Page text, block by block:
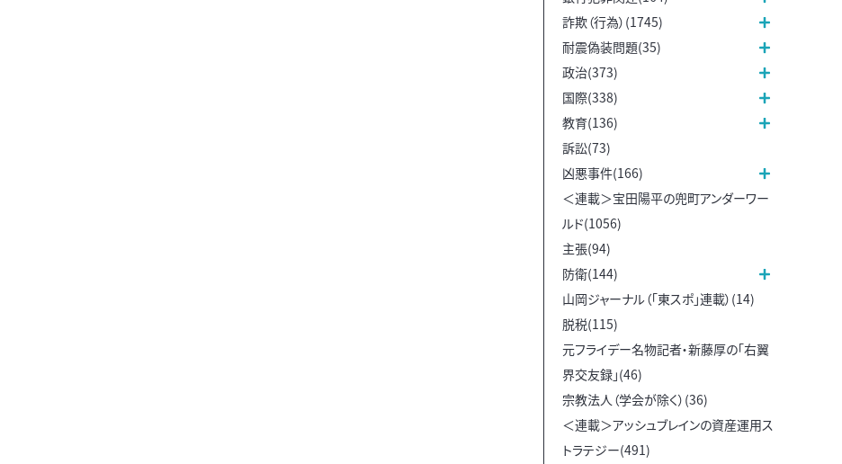
詐欺（行為）(1745)
耐震偽装問題(35)
政治(373)
国際(338)
教育(136)
訴訟(73)
凶悪事件(166)
＜連載＞宝田陽平の兜町アンダーワー
ルド(1056)
主張(94)
防衛(144)
山岡ジャーナル（「東スポ」連載）(14)
脱税(115)
元フライデー名物記者・新藤厚の「右翼
界交友録」(46)
宗教法人（学会が除く）(36)
＜連載＞アッシュブレインの資産運用ス
トラテジー(491)